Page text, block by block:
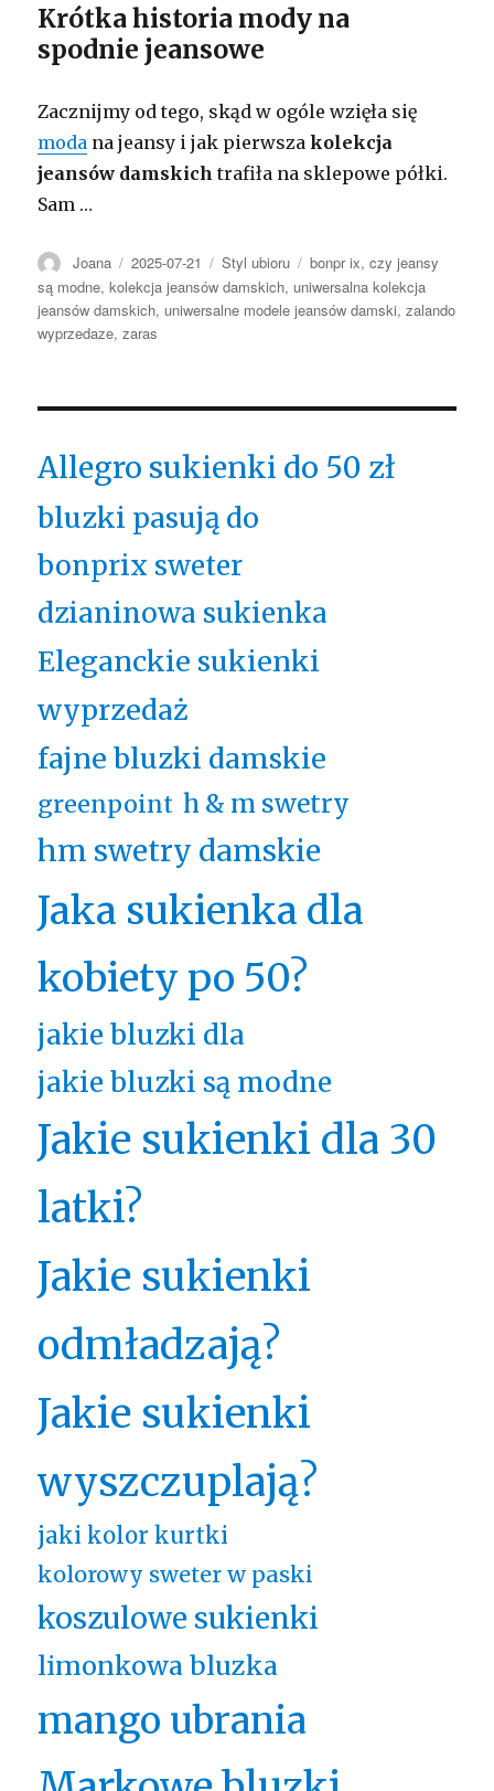
Krótka historia mody na
spodnie jeansowe
Zacznijmy od tego, skąd w ogóle wzięła się
moda na jeansy i jak pierwszakolekcja
jeansów damskich trafiła na sklepowe półki.
Sam …
Autor
Joana Opublikowano
2025-07-21 Kategorie
Styl ubioru Tagi
bonpr ix,czy jeansy
są modne,kolekcja jeansów damskich, uniwersalna kolekcja
jeansów damskich, uniwersalne modele jeansów damski,zalando
wyprzedaze,zaras
Allegro sukienki do 50 zł
bluzki pasują do
bonprix sweter
dzianinowa sukienka
Eleganckie sukienki
wyprzedaż
fajne bluzki damskie
greenpoint h & m swetry
hm swetry damskie
Jaka sukienka dla
kobiety po 50?
jakie bluzki dla
jakie bluzki są modne
Jakie sukienki dla 30
latki?
Jakie sukienki
odmładzają?
Jakie sukienki
wyszczuplają?
jaki kolor kurtki
kolorowy sweter w paski
koszulowe sukienki
limonkowa bluzka
mango ubrania